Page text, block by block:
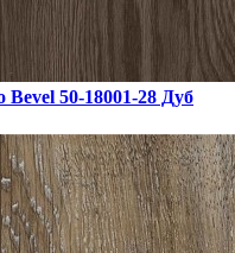
50-18001-28 Дуб